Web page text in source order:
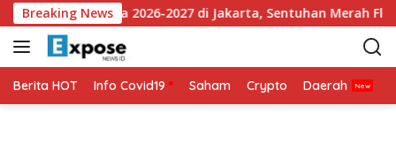
a
g
u
Breaking News
Ketiga 2026-2027 di Jakarta, Sentuhan Merah Fluoresen
Berita HOT Info Covid19 Saham Crypto Daerah